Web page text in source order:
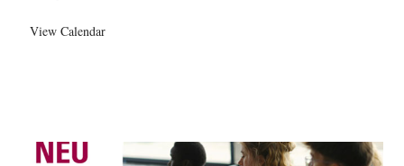
View Calendar